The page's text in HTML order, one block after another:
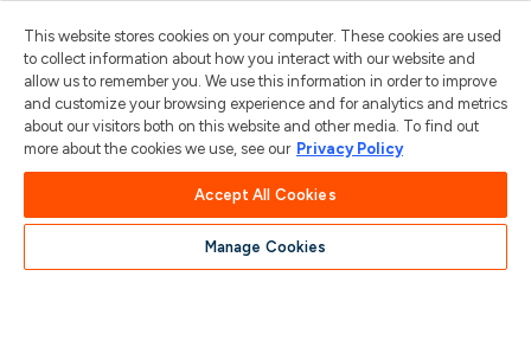
Trademarks & Copyrights
Trademark Usage Guidelines
Manage My Privacy
Do Not Sell/Share My Information
This website stores cookies on your computer. These cookies are used
to collect information about how you interact with our website and
allow us to remember you. We use this information in order to improve
and customize your browsing experience and for analytics and metrics
about our visitors both on this website and other media. To find out
more about the cookies we use, see our Privacy Policy
Accept All Cookies
Manage Cookies